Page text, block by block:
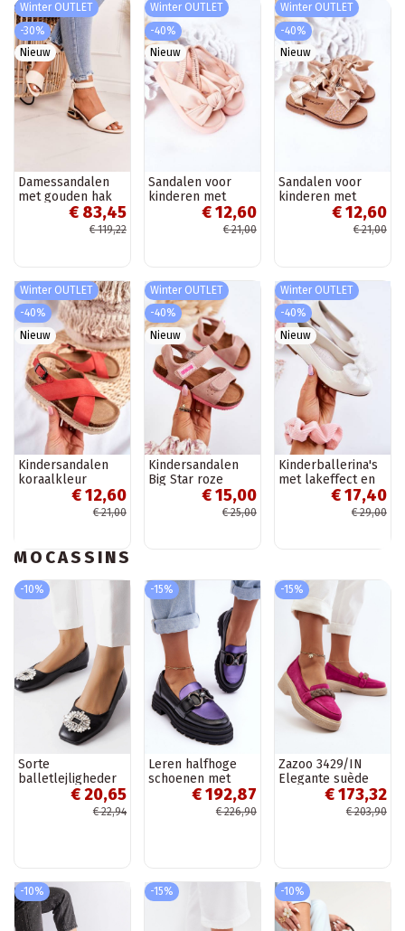
Winter OUTLET
-30%
Nieuw
Damessandalen
met gouden hak
Laura Messi beige
€ 83,45
€ 119,22
Winter OUTLET
-40%
Nieuw
Sandalen voor
kinderen met
drukknoopsluiting,
€ 12,60
€ 21,00
Winter OUTLET
-40%
Nieuw
Sandalen voor
kinderen met
€ 12,60
€ 21,00
Winter OUTLET
-40%
Nieuw
Kindersandalen
koraalkleur
€ 12,60
€ 21,00
Winter OUTLET
-40%
Nieuw
Kindersandalen
Big Star roze
€ 15,00
€ 25,00
Winter OUTLET
-40%
Nieuw
Kinderballerina's
met lakeffect en
linten in de witte
€ 17,40
€ 29,00
MOCASSINS
-10%
Sorte
balletlejligheder
med Miren broche
€ 20,65
€ 22,94
-15%
Leren halfhoge
schoenen met
zware zool Elkiza
zwarte en paarse
€ 192,87
€ 226,90
-15%
Zazoo 3429/IN
Elegante suède
mocassins met
ornamenten roze
€ 173,32
€ 203,90
-10% -15% -10%